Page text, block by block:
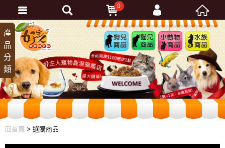
狗兒
商品
貓兒
商品
小動
物商
品
水族
商品
回首頁 > 選購商品
產
品
分
類
0
會員登入
忘記密碼
加入會員
訂單查詢